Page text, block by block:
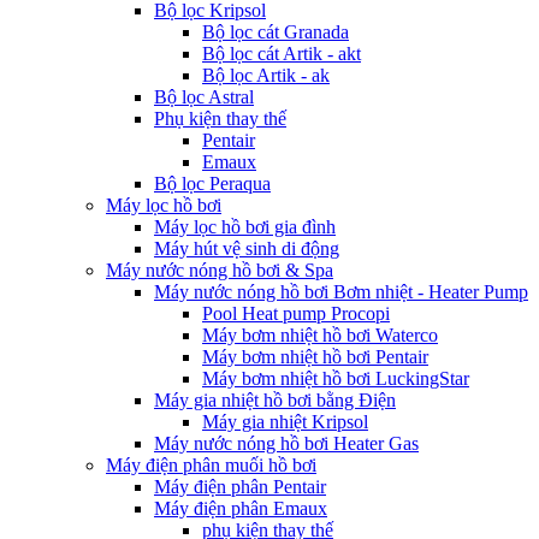
Bộ lọc Kripsol
Bộ lọc cát Granada
Bộ lọc cát Artik - akt
Bộ lọc Artik - ak
Bộ lọc Astral
Phụ kiện thay thế
Pentair
Emaux
Bộ lọc Peraqua
Máy lọc hồ bơi
Máy lọc hồ bơi gia đình
Máy hút vệ sinh di động
Máy nước nóng hồ bơi & Spa
Máy nước nóng hồ bơi Bơm nhiệt - Heater Pump
Pool Heat pump Procopi
Máy bơm nhiệt hồ bơi Waterco
Máy bơm nhiệt hồ bơi Pentair
Máy bơm nhiệt hồ bơi LuckingStar
Máy gia nhiệt hồ bơi bằng Điện
Máy gia nhiệt Kripsol
Máy nước nóng hồ bơi Heater Gas
Máy điện phân muối hồ bơi
Máy điện phân Pentair
Máy điện phân Emaux
phụ kiện thay thế